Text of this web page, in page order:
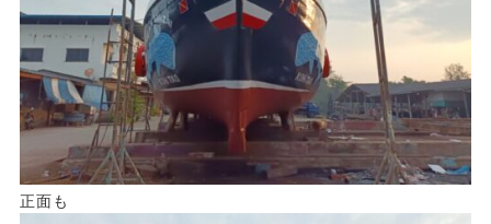
正面も